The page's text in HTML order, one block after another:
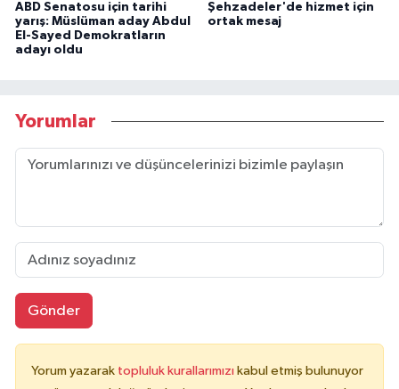
ABD Senatosu için tarihi
yarış: Müslüman aday Abdul
El-Sayed Demokratların
adayı oldu
Şehzadeler'de hizmet için
ortak mesaj
Yorumlar
Gönder
Yorum yazarak topluluk kurallarımızı kabul etmiş bulunuyor